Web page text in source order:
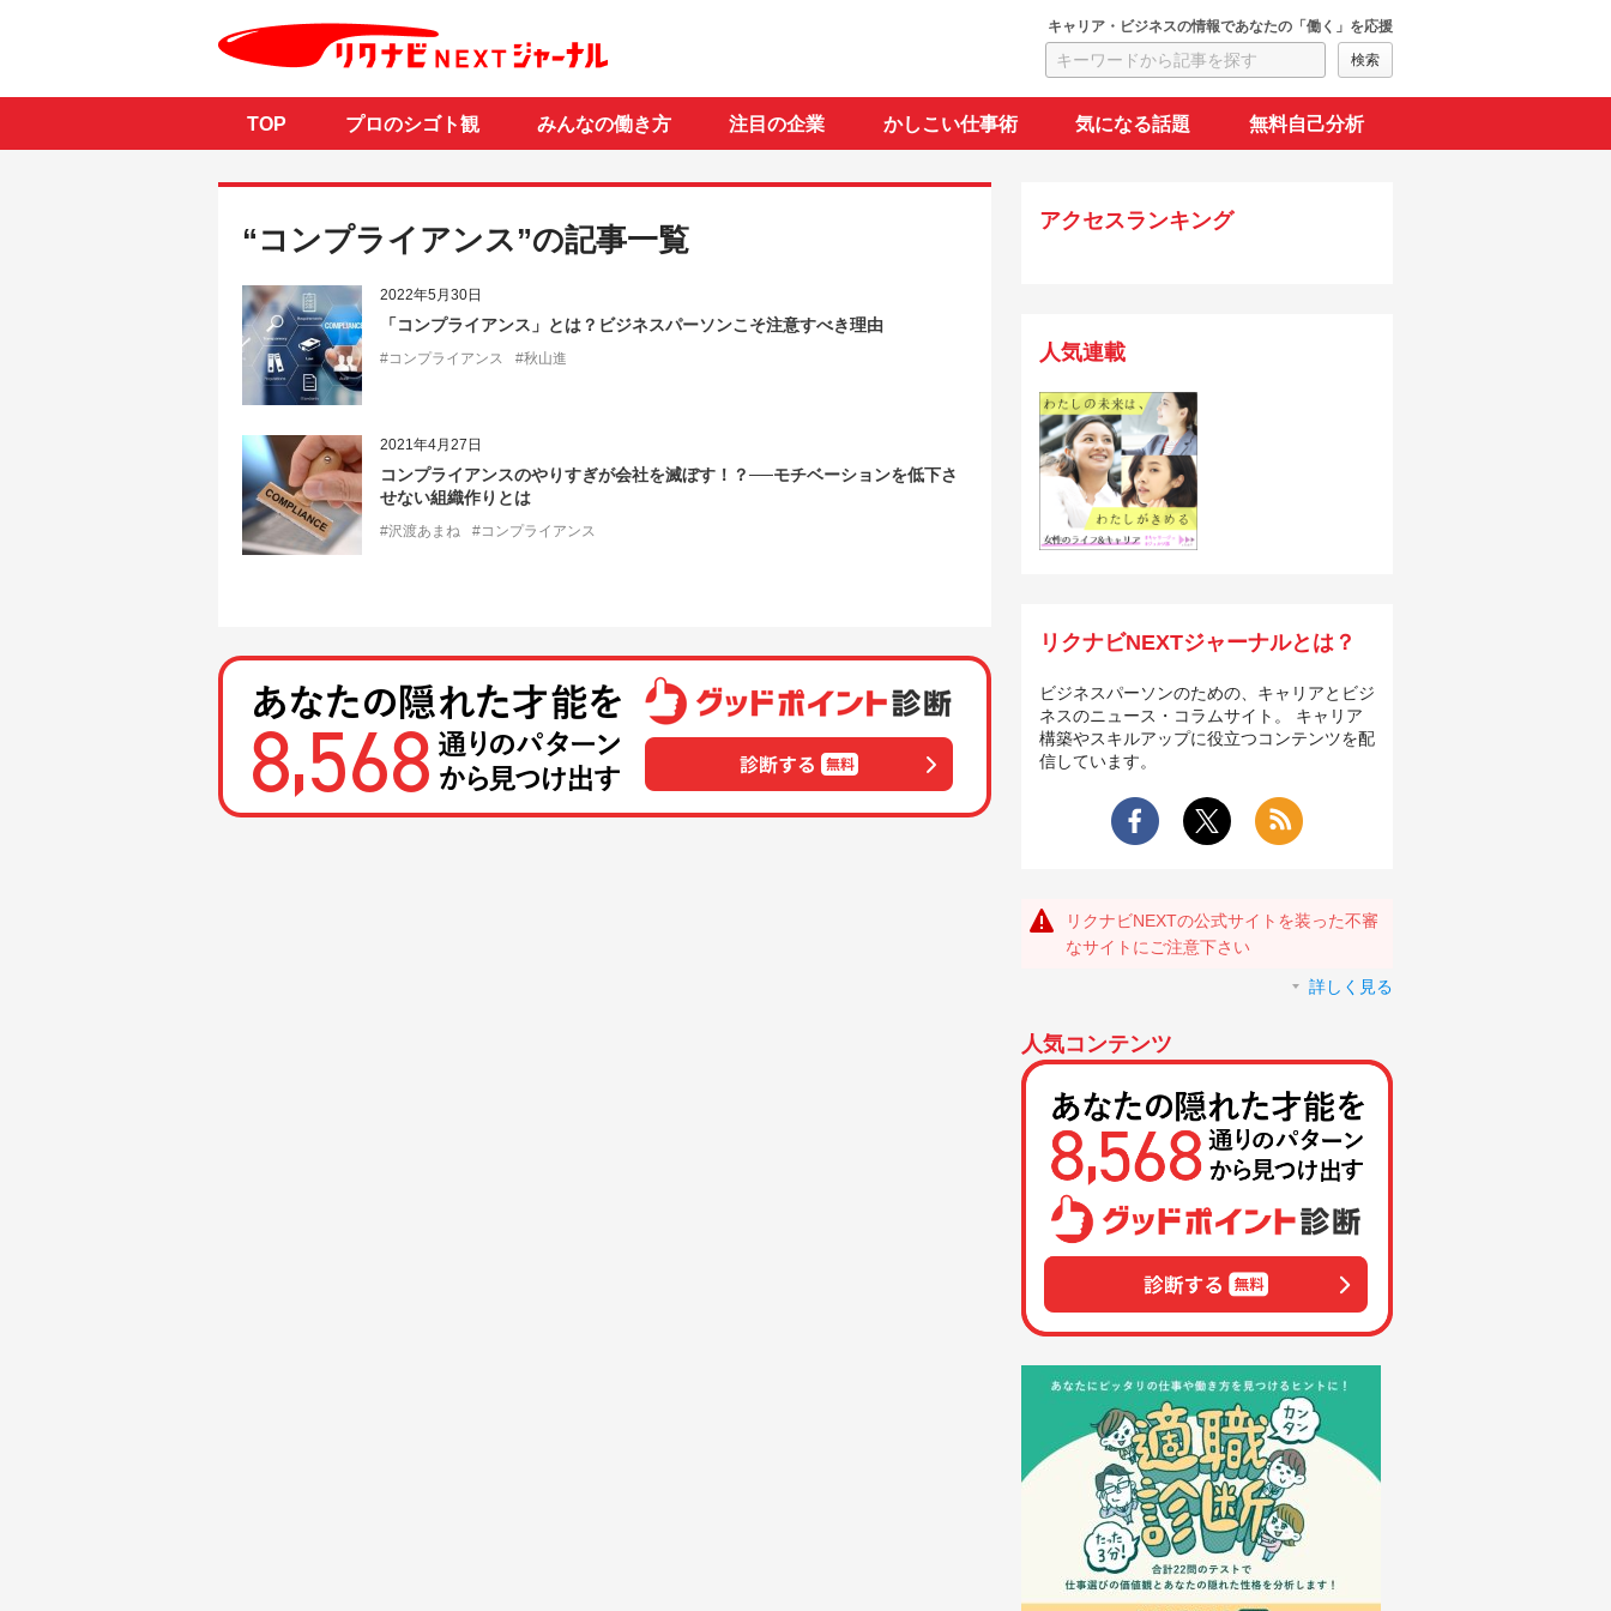
キャリア・ビジネスの情報であなたの「働く」を応援
TOP プロのシゴト観 みんなの働き方 注目の企業 かしこい仕事術 気になる話題 無料自己分析
“コンプライアンス”の記事一覧
2022年5月30日
「コンプライアンス」とは？ビジネスパーソンこそ注意すべき理由
#コンプライアンス #秋山進
2021年4月27日
コンプライアンスのやりすぎが会社を滅ぼす！？──モチベーションを低下さ
せない組織作りとは
#沢渡あまね #コンプライアンス
アクセスランキング
人気連載
リクナビNEXTジャーナルとは？
ビジネスパーソンのための、キャリアとビジ
ネスのニュース・コラムサイト。 キャリア
構築やスキルアップに役立つコンテンツを配
信しています。
リクナビNEXTの公式サイトを装った不審
なサイトにご注意下さい
詳しく見る
人気コンテンツ